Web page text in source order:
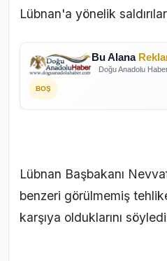
Lübnan'a yönelik
Bu Alana
Doğu Anadolu
BOŞ
Lübnan Başbakanı
benzeri görülmemiş
karşıya olduklarını